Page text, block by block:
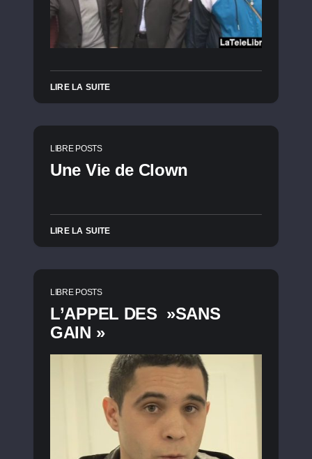
LIRE LA SUITE
LIBRE POSTS
Une Vie de Clown
LIRE LA SUITE
LIBRE POSTS
L’APPEL DES »SANS
GAIN »